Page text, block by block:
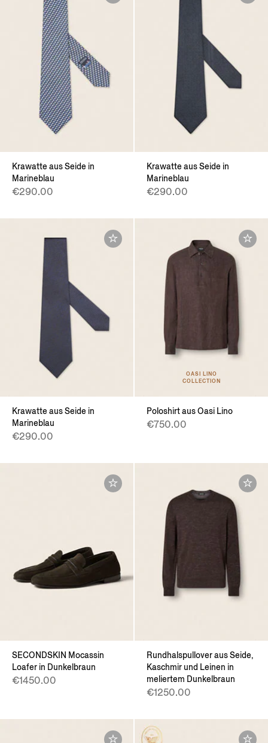
Krawatte aus Seide in
Marineblau
€290.00
Krawatte aus Seide in
Marineblau
€290.00
Krawatte aus Seide in
Marineblau
€290.00
OASI LINO
COLLECTION
Poloshirt aus Oasi Lino
€750.00
SECONDSKIN Mocassin
Loafer in Dunkelbraun
€1450.00
Rundhalspullover aus Seide,
Kaschmir und Leinen in
meliertem Dunkelbraun
€1250.00